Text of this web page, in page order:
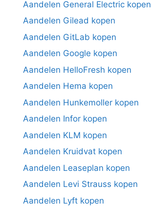
Aandelen General Electric kopen
Aandelen Gilead kopen
Aandelen GitLab kopen
Aandelen Google kopen
Aandelen HelloFresh kopen
Aandelen Hema kopen
Aandelen Hunkemoller kopen
Aandelen Infor kopen
Aandelen KLM kopen
Aandelen Kruidvat kopen
Aandelen Leaseplan kopen
Aandelen Levi Strauss kopen
Aandelen Lyft kopen